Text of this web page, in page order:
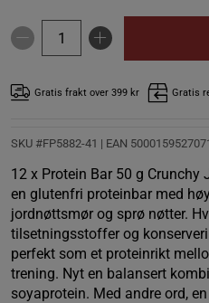
Gratis frakt over 399 kr Gratis
SKU #FP5882-41 | EAN
12 x Protein Bar 50 g Crunchy
en glutenfri proteinbar med
jordnøttsmør og sprø nøtter.
tilsetningsstoffer og
perfekt som et proteinrikt
trening. Nyt en balansert
soyaprotein. Med andre ord,